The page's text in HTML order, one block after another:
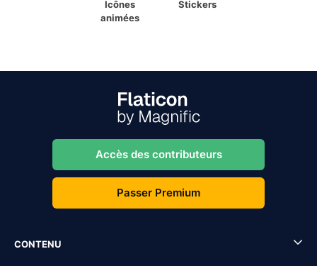
Icônes
animées
Stickers
Accès des contributeurs
Passer Premium
CONTENU